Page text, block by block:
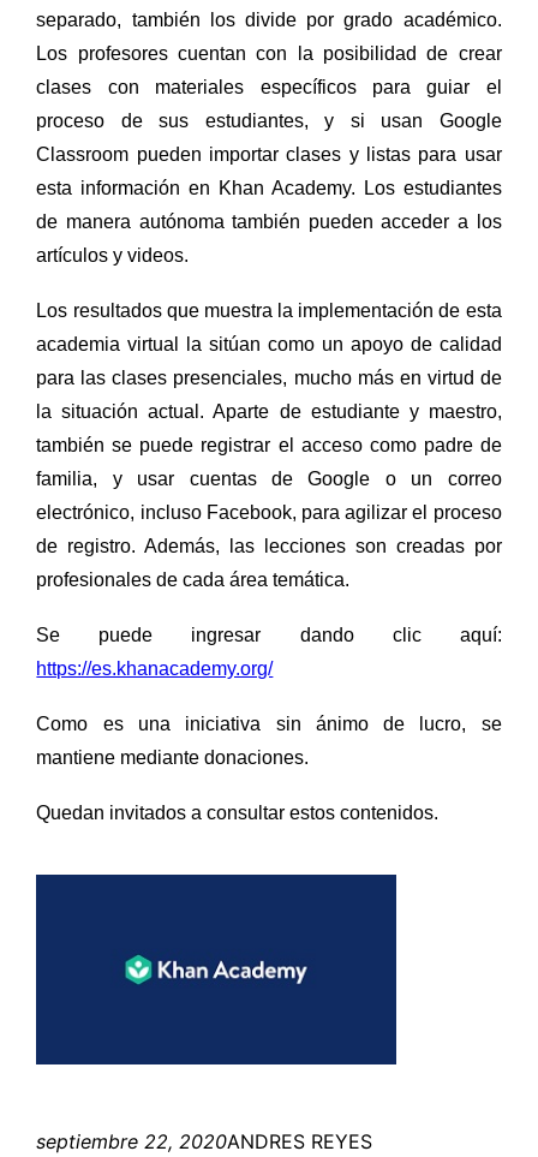
separado, también los divide por grado académico.
Los profesores cuentan con la posibilidad de crear
clases con materiales específicos para guiar el
proceso de sus estudiantes, y si usan Google
Classroom pueden importar clases y listas para usar
esta información en Khan Academy. Los estudiantes
de manera autónoma también pueden acceder a los
artículos y videos.
Los resultados que muestra la implementación de esta
academia virtual la sitúan como un apoyo de calidad
para las clases presenciales, mucho más en virtud de
la situación actual. Aparte de estudiante y maestro,
también se puede registrar el acceso como padre de
familia, y usar cuentas de Google o un correo
electrónico, incluso Facebook, para agilizar el proceso
de registro.Además, las lecciones son creadas por
profesionales de cada área temática.
Se puede ingresar dando clic aquí:
https://es.khanacademy.org/
Como es una iniciativa sin ánimo de lucro, se
mantiene mediante donaciones.
Quedan invitados a consultar estos contenidos.
septiembre 22, 2020ANDRES REYES